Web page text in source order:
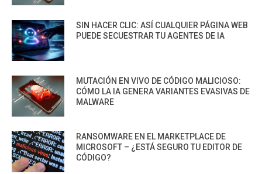
SIN HACER CLIC: ASÍ CUALQUIER PÁGINA WEB
PUEDE SECUESTRAR TU AGENTES DE IA
MUTACIÓN EN VIVO DE CÓDIGO MALICIOSO:
CÓMO LA IA GENERA VARIANTES EVASIVAS DE
MALWARE
RANSOMWARE EN EL MARKETPLACE DE
MICROSOFT – ¿ESTÁ SEGURO TU EDITOR DE
CÓDIGO?